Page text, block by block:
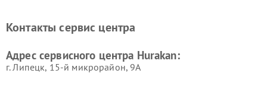
Hurakan
Контакты сервис центра
Адрес сервисного центра Hurakan:
г. Липецк, 15-й микрорайон, 9А